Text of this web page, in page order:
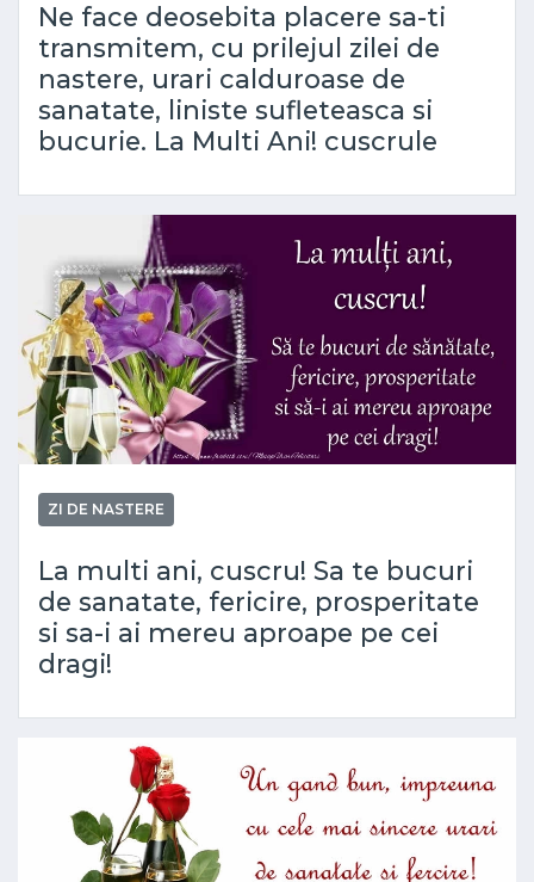
Ne face deosebita placere sa-ti
transmitem, cu prilejul zilei de
nastere, urari calduroase de
sanatate, liniste sufleteasca si
bucurie. La Multi Ani! cuscrule
ZI DE NASTERE
La multi ani, cuscru! Sa te bucuri
de sanatate, fericire, prosperitate
si sa-i ai mereu aproape pe cei
dragi!